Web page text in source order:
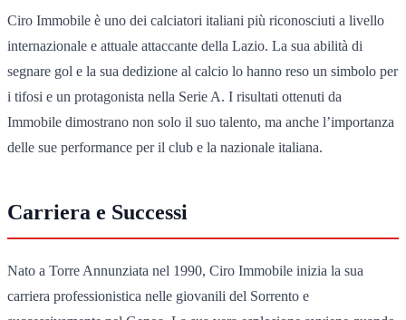
Ciro Immobile è uno dei calciatori italiani più riconosciuti a livello
internazionale e attuale attaccante della Lazio. La sua abilità di
segnare gol e la sua dedizione al calcio lo hanno reso un simbolo per
i tifosi e un protagonista nella Serie A. I risultati ottenuti da
Immobile dimostrano non solo il suo talento, ma anche l’importanza
delle sue performance per il club e la nazionale italiana.
Carriera e Successi
Nato a Torre Annunziata nel 1990, Ciro Immobile inizia la sua
carriera professionistica nelle giovanili del Sorrento e